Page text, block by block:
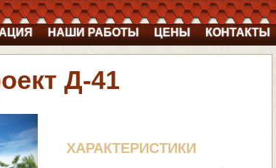
НАШИ РАБОТЫ ЦЕНЫ
КОНТАКТЫ
Д-41
ХАРАКТЕРИСТИКИ